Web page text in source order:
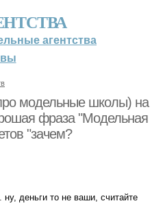
агентства
модельные школы) на
фраза "Модельная
"зачем?
деньги то не ваши, считайте